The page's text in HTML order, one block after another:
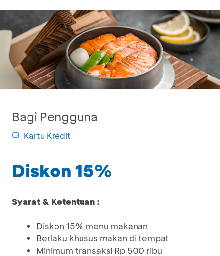
Bagi Pengguna
Kartu Kredit
Diskon 15%
Syarat & Ketentuan :
Diskon 15% menu makanan
Berlaku khusus makan di tempat
Minimum transaksi Rp 500 ribu